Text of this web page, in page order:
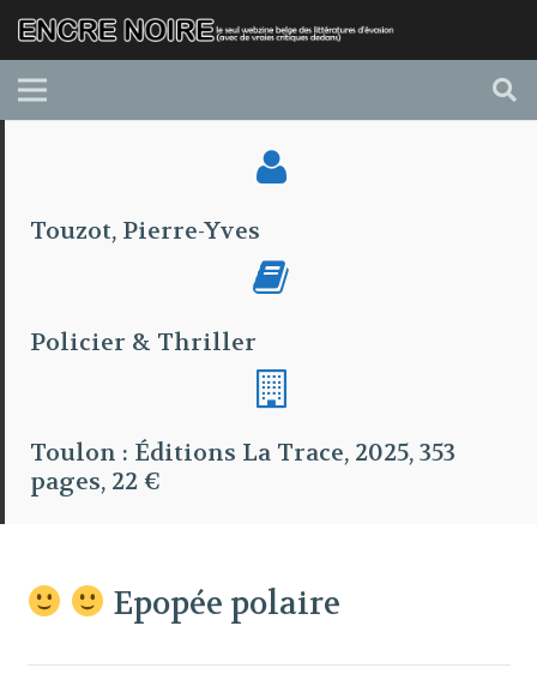
Touzot, Pierre-Yves
Policier & Thriller
Toulon : Éditions La Trace, 2025, 353
pages, 22 €
Epopée polaire